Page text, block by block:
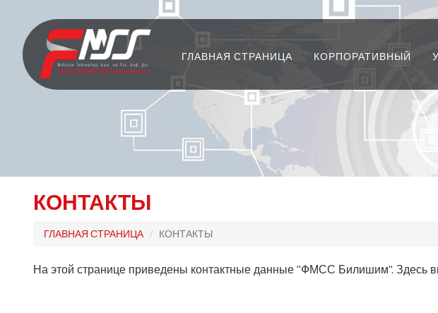
ГЛАВНАЯ СТРАНИЦА КОРПОРАТИВНЫЙ
КОНТАКТЫ
ГЛАВНАЯ СТРАНИЦА КОНТАКТЫ
На этой странице приведены контактные данные "ФМСС Билишим". Здесь